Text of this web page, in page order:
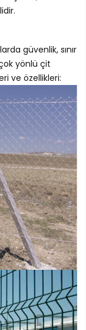
güvenlik, sınır
yönlü çit
ve özellikleri: